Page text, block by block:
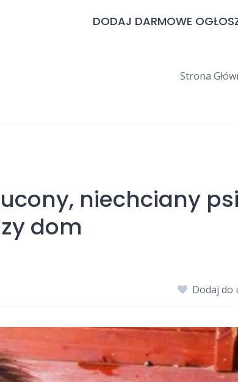
DODAJ DARMOWE
Strona
niechciany
dom
Dodaj do